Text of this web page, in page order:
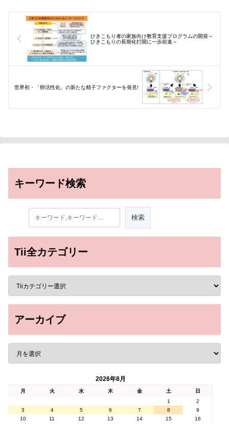
ひきこもり者の家族向け教育支援プログラムの開発～
ひきこもりの長期化打開に一歩前進～
世界初・「卵活性化」の新たな精子ファクターを発見!
キーワード検索
Tii全カテゴリー
アーカイブ
2026年8月
月 火 水 木 金 土
日
1
2
3
4 5 6 7 8
9
10
11 12 13 14 15
16